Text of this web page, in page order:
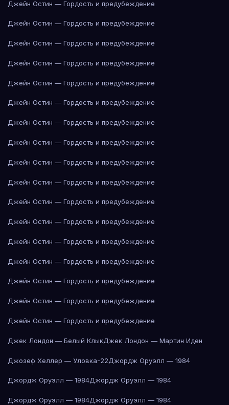
Джейн Остин — Гордость и предубеждение
Джейн Остин — Гордость и предубеждение
Джейн Остин — Гордость и предубеждение
Джейн Остин — Гордость и предубеждение
Джейн Остин — Гордость и предубеждение
Джейн Остин — Гордость и предубеждение
Джейн Остин — Гордость и предубеждение
Джейн Остин — Гордость и предубеждение
Джейн Остин — Гордость и предубеждение
Джейн Остин — Гордость и предубеждение
Джейн Остин — Гордость и предубеждение
Джейн Остин — Гордость и предубеждение
Джейн Остин — Гордость и предубеждение
Джейн Остин — Гордость и предубеждение
Джейн Остин — Гордость и предубеждение
Джейн Остин — Гордость и предубеждение
Джейн Остин — Гордость и предубеждение
Джек Лондон — Белый КлыкДжек Лондон — Мартин Иден
Джозеф Хеллер — Уловка-22Джордж Оруэлл — 1984
Джордж Оруэлл — 1984Джордж Оруэлл — 1984
Джордж Оруэлл — 1984Джордж Оруэлл — 1984